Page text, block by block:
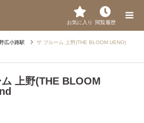
お気に入り 閲覧履歴
野広小路駅
ザ ブルーム 上野(THE BLOOM UENO)
上野(THE BLOOM